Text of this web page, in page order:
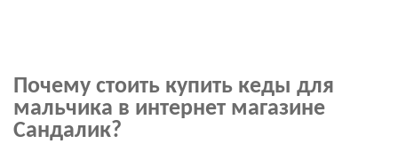
Почему стоить купить кеды для
мальчика в интернет магазине
Сандалик?